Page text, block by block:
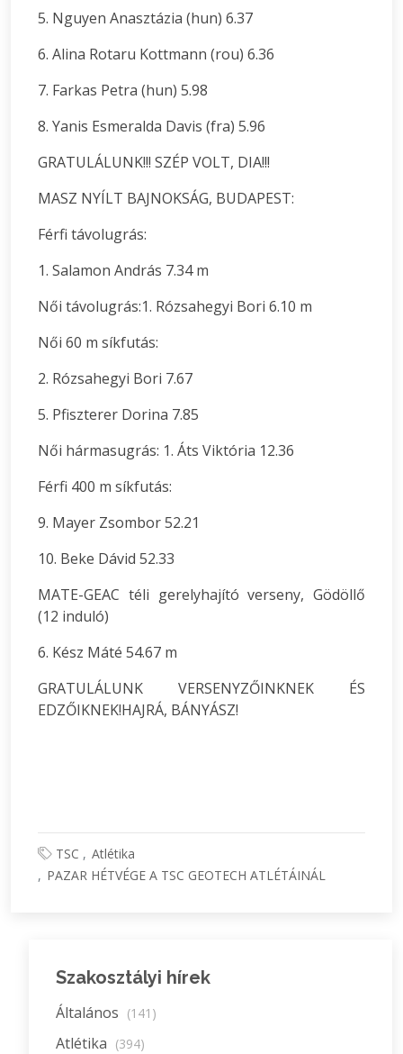
5. Nguyen Anasztázia (hun) 6.37
6. Alina Rotaru Kottmann (rou) 6.36
7. Farkas Petra (hun) 5.98
8. Yanis Esmeralda Davis (fra) 5.96
GRATULÁLUNK!!! SZÉP VOLT, DIA!!!
MASZ NYÍLT BAJNOKSÁG, BUDAPEST:
Férfi távolugrás:
1. Salamon András 7.34 m
Női távolugrás:1. Rózsahegyi Bori 6.10 m
Női 60 m síkfutás:
2. Rózsahegyi Bori 7.67
5. Pfiszterer Dorina 7.85
Női hármasugrás: 1. Áts Viktória 12.36
Férfi 400 m síkfutás:
9. Mayer Zsombor 52.21
10. Beke Dávid 52.33
MATE-GEAC téli gerelyhajító verseny, Gödöllő
(12 induló)
6. Kész Máté 54.67 m
GRATULÁLUNK VERSENYZŐINKNEK ÉS
EDZŐIKNEK!HAJRÁ, BÁNYÁSZ!
TSC
Atlétika
PAZAR HÉTVÉGE A TSC GEOTECH ATLÉTÁINÁL
Szakosztályi hírek
Általános (141)
Atlétika (394)